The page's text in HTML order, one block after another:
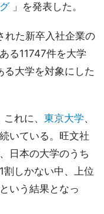
」を発表した。
れた新卒入社企業の
る11747件を大学
大学を対象にした
これに、 東京大学、
いている。旺文社
日本の大学のうち
割しかない中、上位
いう結果となっ